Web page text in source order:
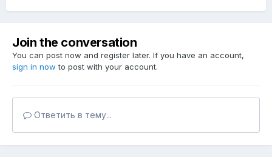
Join the conversation
You can post now and register later. If you have an account,
sign in now to post with your account.
Ответить в тему...